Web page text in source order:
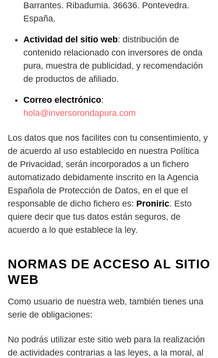
Barrantes. Ribadumia. 36636. Pontevedra.
España.
Actividad del sitio web: distribución de
contenido relacionado con inversores de onda
pura, muestra de publicidad, y recomendación
de productos de afiliado.
Correo electrónico:
hola@inversorondapura.com
Los datos que nos facilites con tu consentimiento, y
de acuerdo al uso establecido en nuestra Política
de Privacidad, serán incorporados a un fichero
automatizado debidamente inscrito en la Agencia
Española de Protección de Datos, en el que el
responsable de dicho fichero es: Proniric. Esto
quiere decir que tus datos están seguros, de
acuerdo a lo que establece la ley.
NORMAS DE ACCESO AL SITIO
WEB
Como usuario de nuestra web, también tienes una
serie de obligaciones:
No podrás utilizar este sitio web para la realización
de actividades contrarias a las leyes, a la moral, al